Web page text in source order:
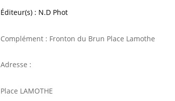
Éditeur(s) : N.D Phot
Complément : Fronton du Brun Place Lamothe
Adresse :
Place LAMOTHE